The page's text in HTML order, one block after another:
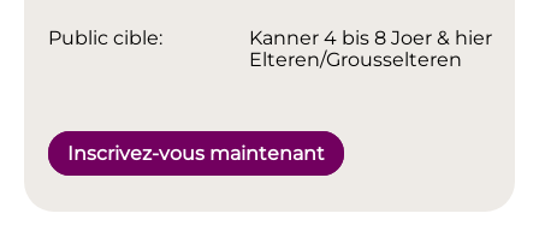
Public cible:
Kanner 4 bis 8 Joer & hier
Elteren/Grousselteren
Inscrivez-vous maintenant